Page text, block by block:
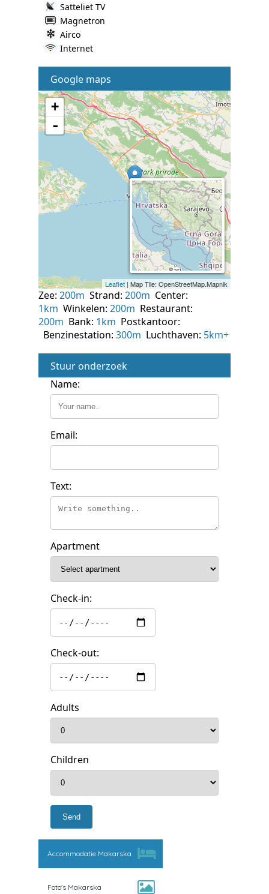
Satteliet TV
Magnetron
Airco
Internet
Google maps
Zee: 200m Strand: 200m Center:
1km Winkelen: 200m Restaurant:
200m Bank: 1km Postkantoor:
Benzinestation: 300m Luchthaven: 5km+
Stuur onderzoek
Name:
Email:
Text:
Apartment
Check-in:
Check-out:
Adults
Children
Accommodatie Makarska
Foto's Makarska